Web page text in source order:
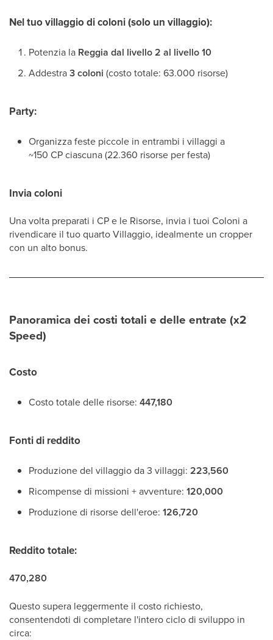
Nel tuo villaggio di coloni (solo un villaggio):
Potenzia la Reggia dal livello 2 al livello 10
Addestra3 coloni (costo totale: 63.000 risorse)
Party:
Organizza feste piccole in entrambi i villaggi a
~150 CP ciascuna (22.360 risorse per festa)
Invia coloni
Una volta preparati i CP e le Risorse, invia i tuoi Coloni a
rivendicare il tuo quarto Villaggio, idealmente un cropper
con un alto bonus.
Panoramica dei costi totali e delle entrate (x2
Speed)
Costo
Costo totale delle risorse: 447,180
Fonti di reddito
Produzione del villaggio da 3 villaggi: 223,560
Ricompense di missioni + avventure: 120,000
Produzione di risorse dell'eroe: 126,720
Reddito totale:
470,280
Questo supera leggermente il costo richiesto,
consentendoti di completare l'intero ciclo di sviluppo in
circa: